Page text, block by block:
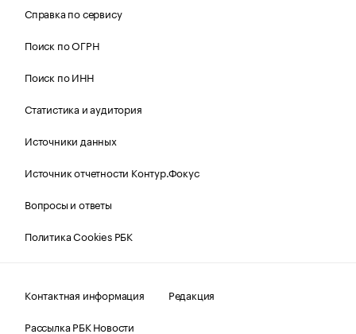
Справка по сервису
Поиск по ОГРН
Поиск по ИНН
Статистика и аудитория
Источники данных
Источник отчетности Контур.Фокус
Вопросы и ответы
Политика Cookies РБК
Контактная информация
Редакция
Рассылка РБК Новости